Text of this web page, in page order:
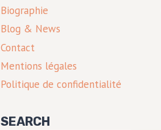
Biographie
Blog & News
Contact
Mentions légales
Politique de confidentialité
SEARCH